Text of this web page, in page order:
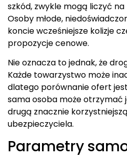
szkód, zwykle mogą liczyć
Osoby młode,
koncie wcześniejsze kolizje
propozycje cenowe.
Nie oznacza to jednak, że
Każde towarzystwo może
dlatego porównanie ofert
sama osoba może otrzymać
drugą znacznie
ubezpieczyciela.
Parametry